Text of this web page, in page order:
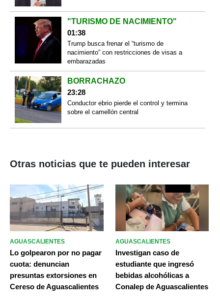
"TURISMO DE NACIMIENTO"
01:38
Trump busca frenar el “turismo de
nacimiento” con restricciones de visas a
embarazadas
BORRACHAZO
23:28
Conductor ebrio pierde el control y termina
sobre el camellón central
Otras noticias que te pueden interesar
AGUASCALIENTES
Lo golpearon por no pagar
cuota: denuncian
presuntas extorsiones en
Cereso de Aguascalientes
AGUASCALIENTES
Investigan caso de
estudiante que ingresó
bebidas alcohólicas a
Conalep de Aguascalientes